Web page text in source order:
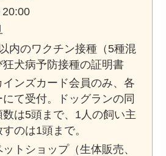
内のワクチン接種（5種混
犬病予防接種の証明書
ンズカード会員のみ、各
て受付。ドッグランの同
は5頭まで、1人の飼い主
のは1頭まで。
トショップ（生体販売、